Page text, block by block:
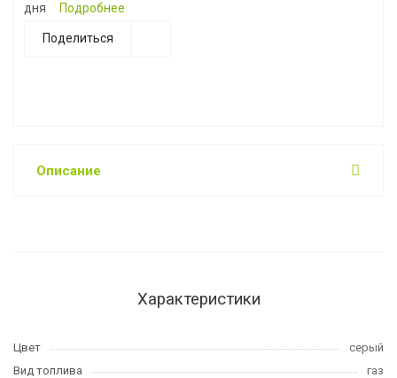
дня
Подробнее
Поделиться
Описание
Характеристики
Цвет
серый
Вид топлива
газ